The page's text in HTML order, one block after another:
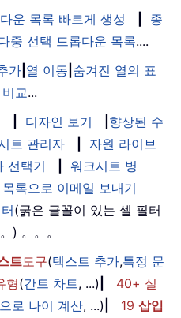
운 목록 빠르게 생성
종
중 선택 드롭다운 목록....
가 열 이동 숨겨진 열의 표
교...
디자인 보기
향상된 수
트 관리자
자원 라이브
선택기
워크시트 병
목록으로 이메일 보내기
(굵은 글꼴이 있는 셀 필터
) 。。。
트도구(텍스트 추가,특정 문
형(간트 차트, ...)
40+ 실
로 나이 계산, ...) 19 삽입